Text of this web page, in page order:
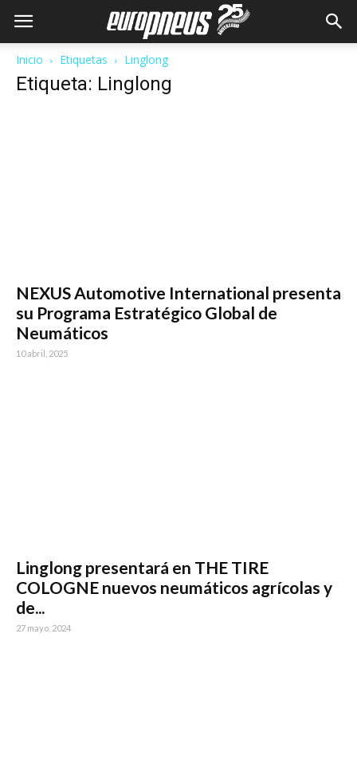
Inicio Etiquetas Linglong
Etiqueta: Linglong
NEXUS Automotive International presenta
su Programa Estratégico Global de
Neumáticos
10 abril, 2025
Linglong presentará en THE TIRE
COLOGNE nuevos neumáticos agrícolas y
de...
27 mayo, 2024